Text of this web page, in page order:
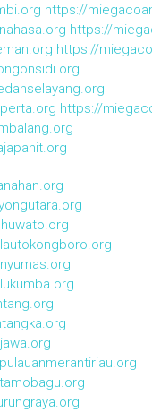
https://
https://
https://
https://